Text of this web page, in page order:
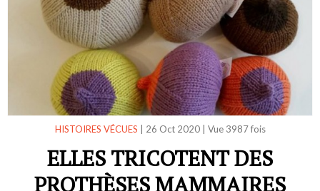
HISTOIRES VÉCUES 26 Oct 2020| Vue 3987 fois
ELLES TRICOTENT DES
PROTHÈSES MAMMAIRES